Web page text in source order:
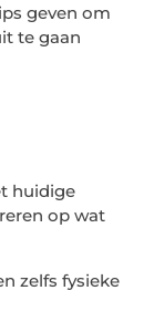
geven om
te gaan
huidige
op wat
zelfs fysieke